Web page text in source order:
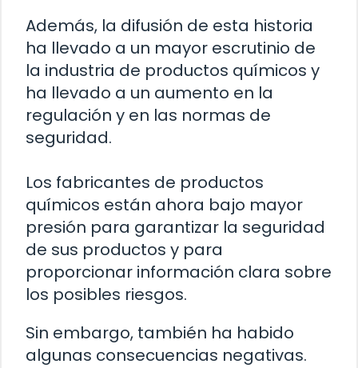
Además, la difusión de esta historia
ha llevado a un mayor escrutinio de
la industria de productos químicos y
ha llevado a un aumento en la
regulación y en las normas de
seguridad.
Los fabricantes de productos
químicos están ahora bajo mayor
presión para garantizar la seguridad
de sus productos y para
proporcionar información clara sobre
los posibles riesgos.
Sin embargo, también ha habido
algunas consecuencias negativas.